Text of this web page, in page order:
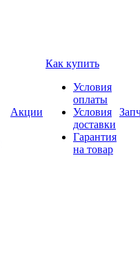
Акции
Как купить
Условия
оплаты
Условия
доставки
Гарантия
на товар